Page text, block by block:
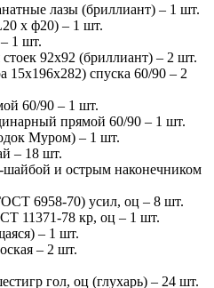
лазы (бриллиант) – 1 шт.
х ф20) – 1 шт.
1 шт.
92х92 (бриллиант) – 2 шт.
15х196х282) спуска 60/90 – 2
60/90 – 1 шт.
прямой 60/90 – 1 шт.
Муром) – 1 шт.
– 18 шт.
шайбой и острым наконечником
6958-70) усил, оц – 8 шт.
11371-78 кр, оц – 1 шт.
– 1 шт.
– 2 шт.
гол, оц (глухарь) – 24 шт.